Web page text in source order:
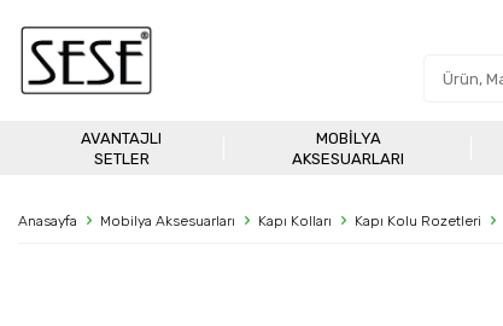
AVANTAJLI
SETLER
MOBILYA
AKSESUARLARI
Anasayfa Mobilya Aksesuarları Kapı Kolları Kapı Kolu Rozetleri